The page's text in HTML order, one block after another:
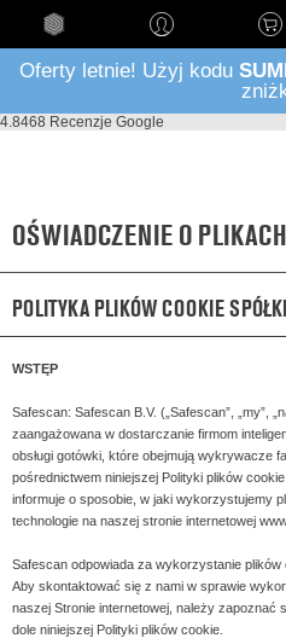
Oferty letnie! Użyj kodu
4.8468 Recenzje Google
OŚWIADCZENIE O
POLITYKA PLIKÓW COOKIE
WSTĘP
Safescan: Safescan B.V. („Safescan”, „my”,
zaangażowana w dostarczanie firmom
obsługi gotówki, które obejmują wykrywacze
pośrednictwem niniejszej Polityki plików
informuje o sposobie, w jaki wykorzystujemy
technologie na naszej stronie internetowej
Safescan odpowiada za wykorzystanie plików
Aby skontaktować się z nami w sprawie
naszej Stronie internetowej, należy zapoznać
dole niniejszej Polityki plików cookie.